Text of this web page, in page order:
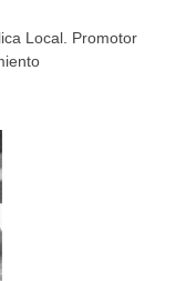
Local. Promotor